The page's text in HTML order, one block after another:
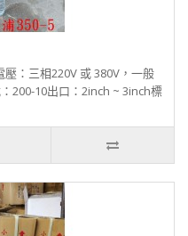
：三相220V 或 380V，一般
200-10出口：2inch ~ 3inch標